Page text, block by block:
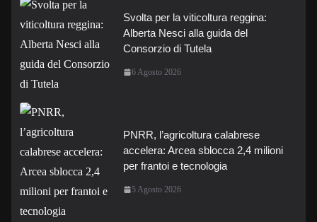
Svolta per la viticoltura reggina:
Alberta Nesci alla guida del
Consorzio di Tutela
6 Agosto 2026
PNRR, l’agricoltura calabrese
accelera: Arcea sblocca 2,4 milioni
per frantoi e tecnologia
5 Agosto 2026